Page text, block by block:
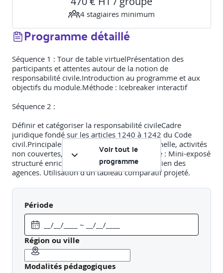
4 stagiaires minimum
Programme détaillé
Séquence 1 : Tour de table virtuelPrésentation des
participants et attentes autour de la notion de
responsabilité civile.Introduction au programme et aux
objectifs du module.Méthode : Icebreaker interactif
Séquence 2 :
Définir et catégoriser la responsabilité civileCadre
juridique fondé sur les articles 1240 à 1242 du Code
civil.Principales exclusions : faute intentionnelle, activités
non couvertes, limites territoriales.Méthode : Mini-exposé
structuré enrichi d’exemples tirés du quotidien des
agences. Utilisation d’un tableau comparatif projeté.
Séquence 3 :Appliquer la RC dans les situations
d’agenceContenus développésPrésentation de cas
contextualisés (dommage causé par un enfant, RC
professionnelle en tant que bailleur,...) Outils de
diagnostic et de proposition commerciale (issus des
pratiques recommandées par la branche).Focus sur les
franchises, plafonds, et clauses spécifiques.Méthode :
Travaux en sous-salles sur cas clients anonymisés,
restitution argumentée en plénière.
Voir tout le
programme
Période
Région ou ville
Modalités pédagogiques